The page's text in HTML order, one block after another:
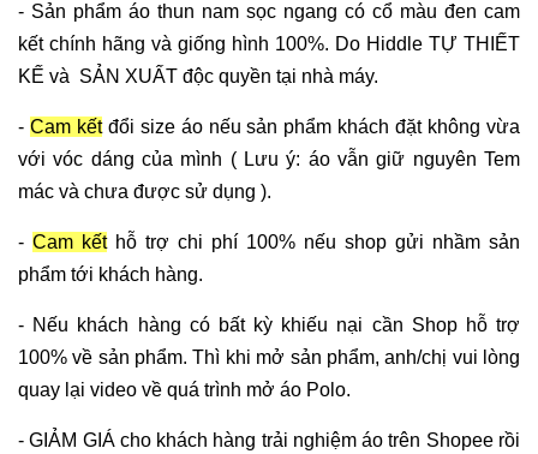
- Sản phẩm áo thun nam sọc ngang có cổ màu đen cam
kết chính hãng và giống hình 100%. Do Hiddle TỰ THIẾT
KẾ và SẢN XUẤT độc quyền tại nhà máy.
- Cam kếtđổi size áo nếu sản phẩm khách đặt không vừa
với vóc dáng của mình ( Lưu ý: áo vẫn giữ nguyên Tem
mác và chưa được sử dụng ).
- Cam kếthỗ trợ chi phí 100% nếu shop gửi nhầm sản
phẩm tới khách hàng.
- Nếu khách hàng có bất kỳ khiếu nại cần Shop hỗ trợ
100% về sản phẩm. Thì khi mở sản phẩm, anh/chị vui lòng
quay lại video về quá trình mở áo Polo.
- GIẢM GIÁ cho khách hàng trải nghiệm áo trên Shopee rồi